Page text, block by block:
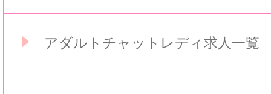
アダルトチャットレディ求人一覧